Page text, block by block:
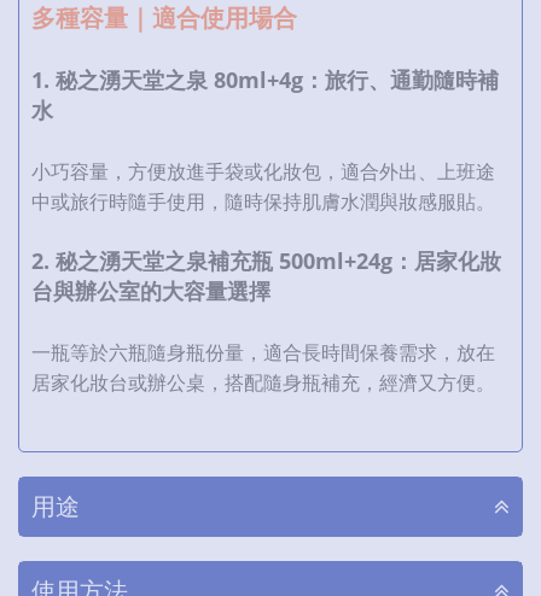
多種容量｜適合使用場合
1. 秘之湧天堂之泉 80ml+4g：旅行、通勤隨時補
水
小巧容量，方便放進手袋或化妝包，適合外出、上班途
中或旅行時隨手使用，隨時保持肌膚水潤與妝感服貼。
2. 秘之湧天堂之泉補充瓶 500ml+24g：居家化妝
台與辦公室的大容量選擇
一瓶等於六瓶隨身瓶份量，適合長時間保養需求，放在
居家化妝台或辦公桌，搭配隨身瓶補充，經濟又方便。
用途